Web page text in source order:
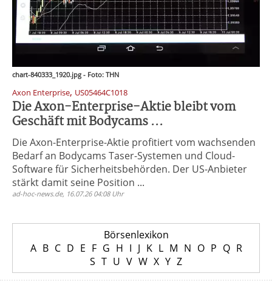
chart-840333_1920.jpg - Foto: THN
Axon Enterprise, US05464C1018
Die Axon-Enterprise-Aktie bleibt vom
Geschäft mit Bodycams ...
Die Axon-Enterprise-Aktie profitiert vom wachsenden
Bedarf an Bodycams Taser-Systemen und Cloud-
Software für Sicherheitsbehörden. Der US-Anbieter
stärkt damit seine Position ...
ad-hoc-news.de, 16.07.26 04:08 Uhr
Börsenlexikon
A B C D E F G H I J K L M N O P Q R
S T U V W X Y Z